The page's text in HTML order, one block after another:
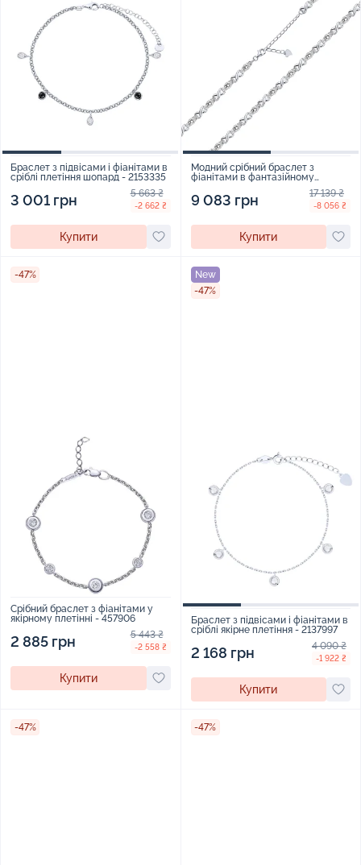
Браслет з підвісами і фіанітами в
сріблі плетіння шопард - 2153335
3 001 грн 5 663 ₴
-2 662 ₴
Купити
Модний срібний браслет з
фіанітами в фантазійному
9 083 грн 17 139 ₴
-8 056 ₴
Купити
-47%
Срібний браслет з фіанітами у
якірному плетінні - 457906
2 885 грн 5 443 ₴
-2 558 ₴
Купити
New
-47%
Браслет з підвісами і фіанітами в
сріблі якірне плетіння - 2137997
2 168 грн 4 090 ₴
-1 922 ₴
Купити
-47% -47%